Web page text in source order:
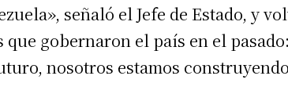
señaló el Jefe de Estado, y
que gobernaron el país en el
nosotros estamos